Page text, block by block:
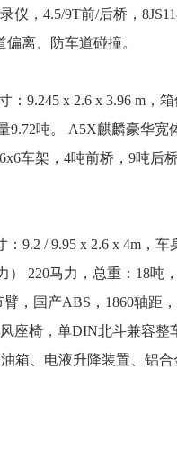
仪，4.5/9T前/后桥，
离、防车道碰撞。
9.245 x 2.6 x 3.96 m，
9.72吨。 A5X麒麟豪华
车架，4吨前桥，9吨
9.2 / 9.95 x 2.6 x 4m，车
） 220马力，总重：18吨
，国产ABS，1860轴距
座椅，单DIN北斗兼容整
箱、电液升降装置、铝